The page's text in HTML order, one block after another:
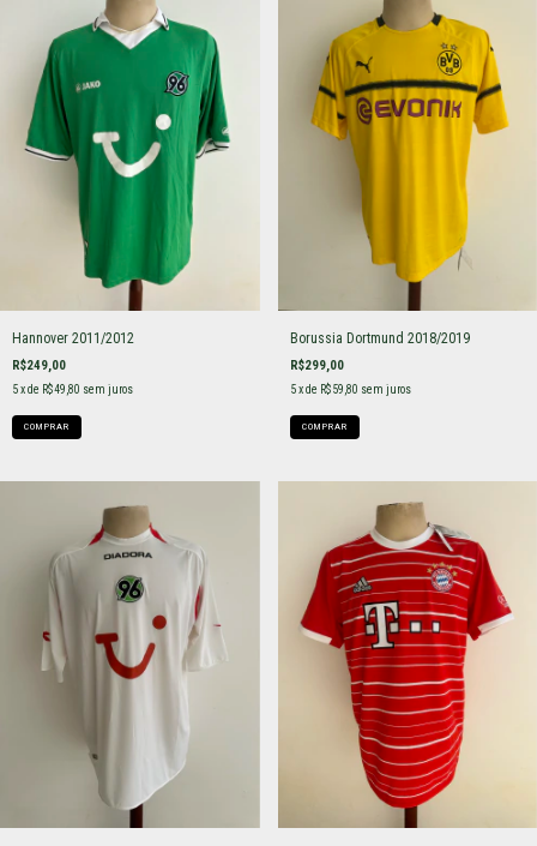
Hannover 2011/2012
R$249,00
5x de R$49,80 sem juros
COMPRAR
Borussia Dortmund 2018/2019
R$299,00
5 x de R$59,80 sem juros
COMPRAR